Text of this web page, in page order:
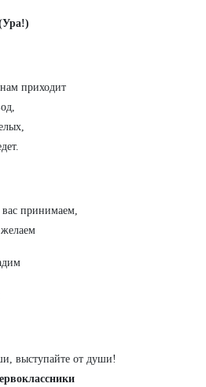
приходит
принимаем,
выступайте от души!